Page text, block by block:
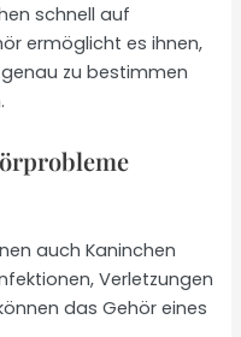
schnell auf
ermöglicht es ihnen,
zu bestimmen
auch Kaninchen
Verletzungen
das Gehör eines